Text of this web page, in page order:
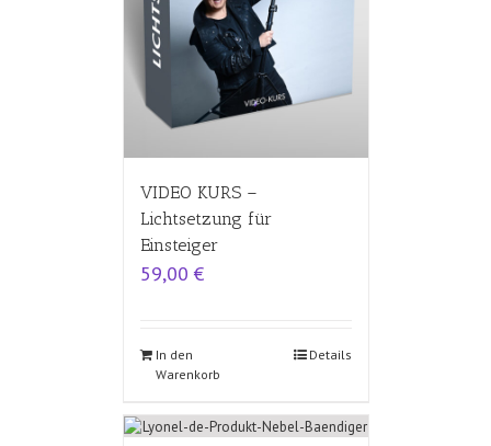
VIDEO KURS –
Lichtsetzung für
Einsteiger
59,00 €
In den
Warenkorb
Details